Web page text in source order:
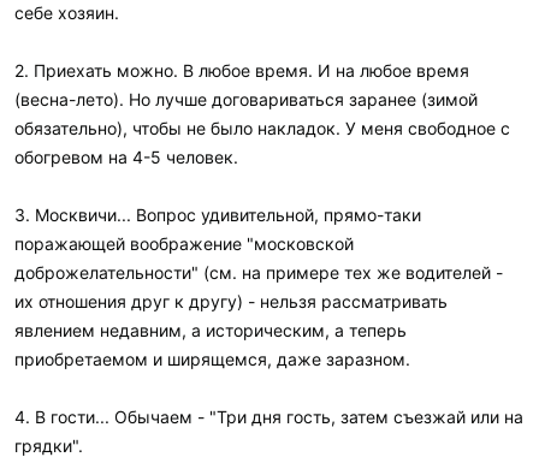
себе хозяин.
2. Приехать можно. В любое время. И на любое время
(весна-лето). Но лучше договариваться заранее (зимой
обязательно), чтобы не было накладок. У меня свободное с
обогревом на 4-5 человек.
3. Москвичи... Вопрос удивительной, прямо-таки
поражающей воображение "московской
доброжелательности" (см. на примере тех же водителей -
их отношения друг к другу) - нельзя рассматривать
явлением недавним, а историческим, а теперь
приобретаемом и ширящемся, даже заразном.
4. В гости... Обычаем - "Три дня гость, затем съезжай или на
грядки".